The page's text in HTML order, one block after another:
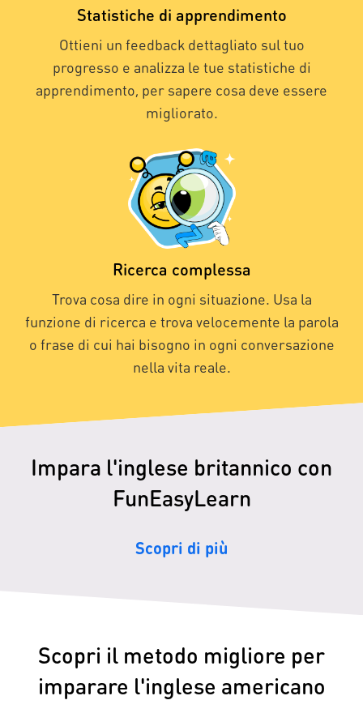
Statistiche di apprendimento
Ottieni un feedback dettagliato sul tuo
progresso e analizza le tue statistiche di
apprendimento, per sapere cosa deve essere
migliorato.
Ricerca complessa
Trova cosa dire in ogni situazione. Usa la
funzione di ricerca e trova velocemente la parola
o frase di cui hai bisogno in ogni conversazione
nella vita reale.
Impara l'inglese britannico con
FunEasyLearn
Scopri di più
Scopri il metodo migliore per
imparare l'inglese americano